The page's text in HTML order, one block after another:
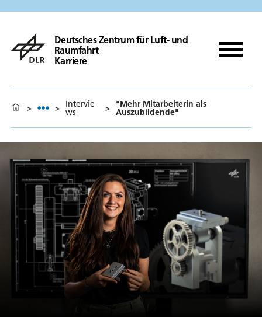
Deutsches Zentrum für Luft- und
Raumfahrt
Karriere
> > Intervie
ws > "Mehr Mitarbeiterin als
Auszubildende"